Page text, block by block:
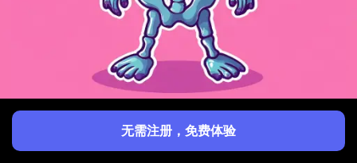
无需注册，免费体验